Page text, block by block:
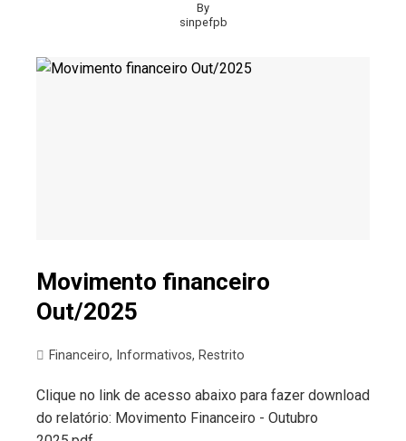
By
sinpefpb
Movimento financeiro
Out/2025
Financeiro, Informativos, Restrito
Clique no link de acesso abaixo para fazer download
do relatório: Movimento Financeiro - Outubro